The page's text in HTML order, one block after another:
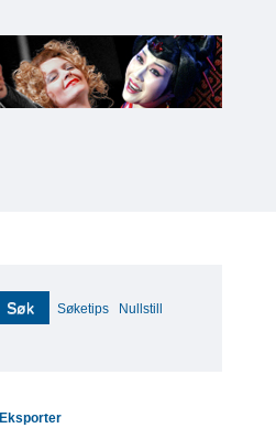
Søk Søketips Nullstill
Eksporter